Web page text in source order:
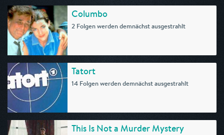
Columbo
2 Folgen werden demnächst ausgestrahlt
Tatort
14 Folgen werden demnächst ausgestrahlt
This Is Not a Murder Mystery